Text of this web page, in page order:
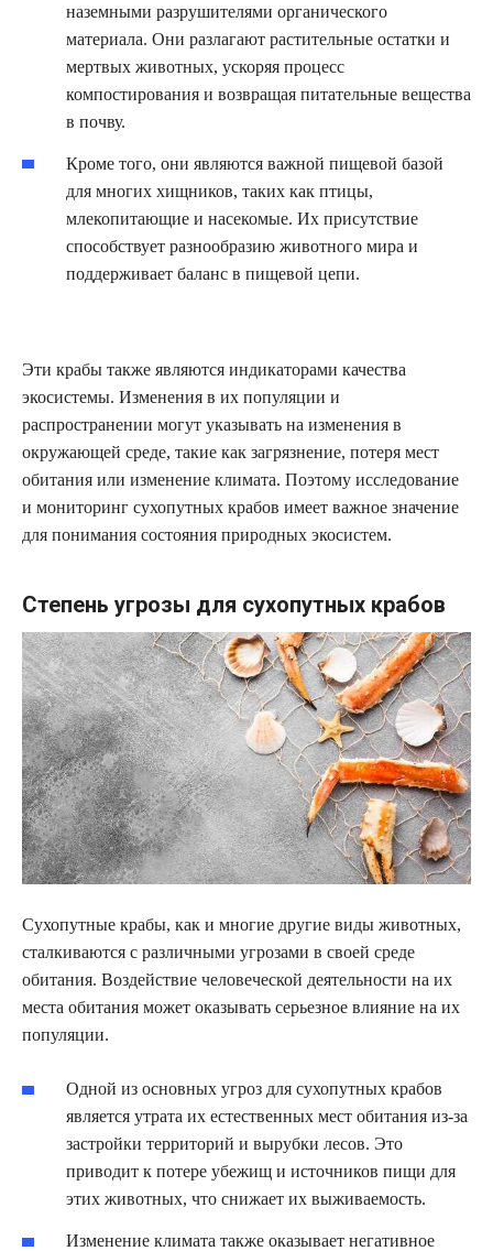
наземными разрушителями органического
материала. Они разлагают растительные остатки и
мертвых животных, ускоряя процесс
компостирования и возвращая питательные вещества
в почву.
Кроме того, они являются важной пищевой базой
для многих хищников, таких как птицы,
млекопитающие и насекомые. Их присутствие
способствует разнообразию животного мира и
поддерживает баланс в пищевой цепи.
Эти крабы также являются индикаторами качества
экосистемы. Изменения в их популяции и
распространении могут указывать на изменения в
окружающей среде, такие как загрязнение, потеря мест
обитания или изменение климата. Поэтому исследование
и мониторинг сухопутных крабов имеет важное значение
для понимания состояния природных экосистем.
Степень угрозы для сухопутных крабов
Сухопутные крабы, как и многие другие виды животных,
сталкиваются с различными угрозами в своей среде
обитания. Воздействие человеческой деятельности на их
места обитания может оказывать серьезное влияние на их
популяции.
Одной из основных угроз для сухопутных крабов
является утрата их естественных мест обитания из-за
застройки территорий и вырубки лесов. Это
приводит к потере убежищ и источников пищи для
этих животных, что снижает их выживаемость.
Изменение климата также оказывает негативное